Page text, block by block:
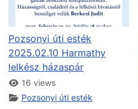
Pozsonyi úti esték
2025.02.10 Harmathy
lelkész házaspár
16 views
Pozsonyi úti esték